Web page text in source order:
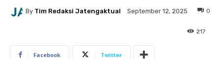
By Tim Redaksi Jatengaktual September 12, 2025 0
217
Facebook Twitter